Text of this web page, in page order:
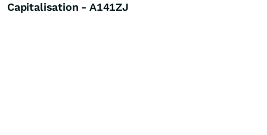
Capitalisation - A141ZJ